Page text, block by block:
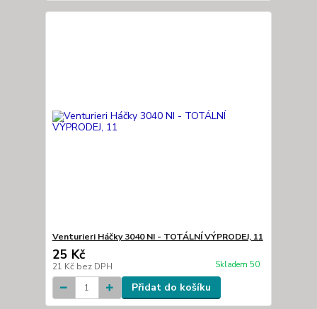
Venturieri Háčky 3040 NI - TOTÁLNÍ VÝPRODEJ, 11
25 Kč
21 Kč bez DPH Skladem 50
Přidat do košíku